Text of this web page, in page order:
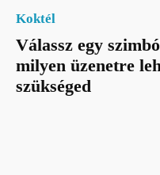
Koktél
Válassz egy
milyen üzenetre
szükséged